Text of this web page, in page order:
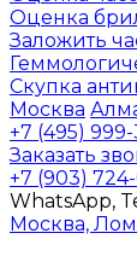
Оценка
Заложить
Скупка
Москва
+7 (495)
Заказать
+7 (903)
WhatsApp,
Москва,